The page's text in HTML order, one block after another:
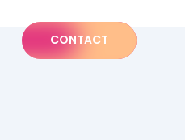
CONTACT